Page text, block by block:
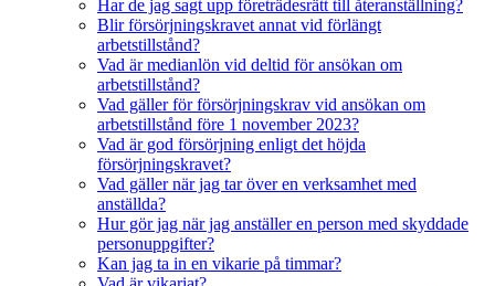
Har de jag sagt upp företrädesrätt till återanställning?
Blir försörjningskravet annat vid förlängt
arbetstillstånd?
Vad är medianlön vid deltid för ansökan om
arbetstillstånd?
Vad gäller för försörjningskrav vid ansökan om
arbetstillstånd före 1 november 2023?
Vad är god försörjning enligt det höjda
försörjningskravet?
Vad gäller när jag tar över en verksamhet med
anställda?
Hur gör jag när jag anställer en person med skyddade
personuppgifter?
Kan jag ta in en vikarie på timmar?